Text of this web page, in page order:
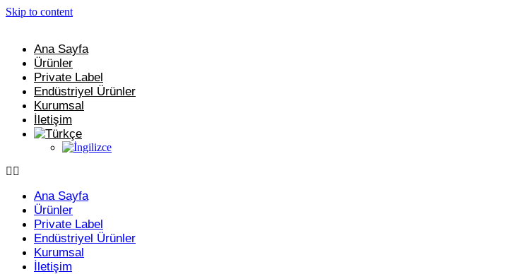
Skip to content
Ana Sayfa
Ürünler
Private Label
Endüstriyel Ürünler
Kurumsal
İletişim
Ana Sayfa
Ürünler
Private Label
Endüstriyel Ürünler
Kurumsal
İletişim